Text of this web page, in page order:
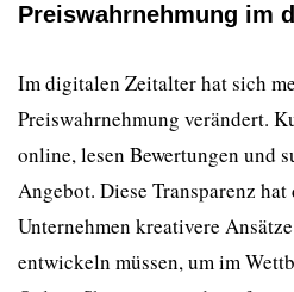
Preiswahrnehmung im
Im digitalen Zeitalter hat sich
Preiswahrnehmung verändert.
online, lesen Bewertungen und
Angebot. Diese Transparenz hat
Unternehmen kreativere
entwickeln müssen, um im